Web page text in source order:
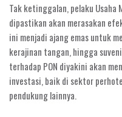
Tak ketinggalan, pelaku Usaha
dipastikan akan merasakan
ini menjadi ajang emas untuk
kerajinan tangan, hingga
terhadap PON diyakini akan
investasi, baik di sektor
pendukung lainnya.